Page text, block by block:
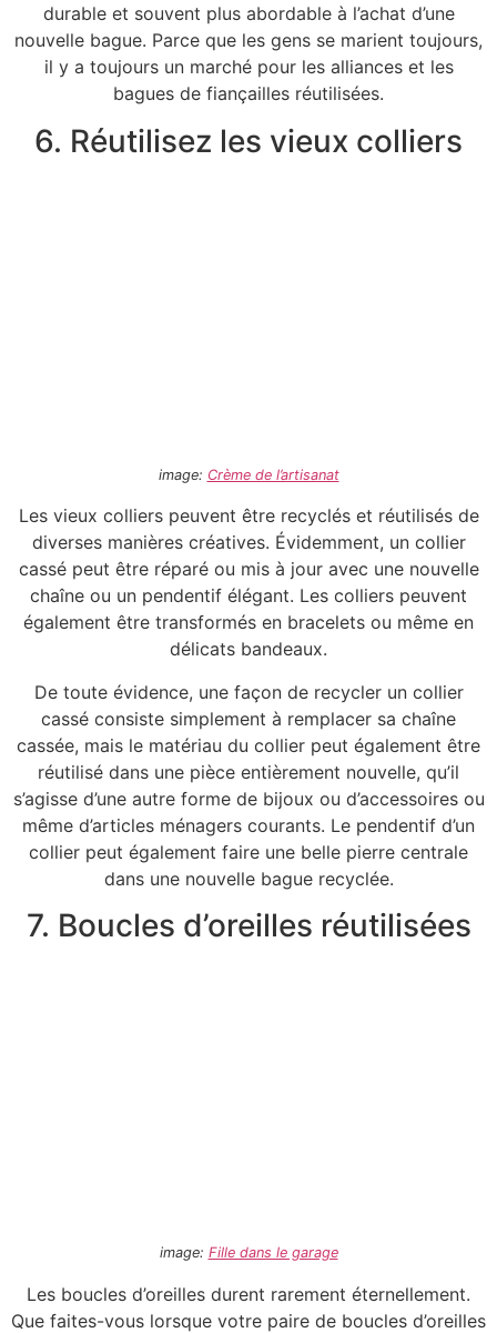
durable et souvent plus abordable à l’achat d’une
nouvelle bague. Parce que les gens se marient toujours,
il y a toujours un marché pour les alliances et les
bagues de fiançailles réutilisées.
6. Réutilisez les vieux colliers
image: Crème de l’artisanat
Les vieux colliers peuvent être recyclés et réutilisés de
diverses manières créatives. Évidemment, un collier
cassé peut être réparé ou mis à jour avec une nouvelle
chaîne ou un pendentif élégant. Les colliers peuvent
également être transformés en bracelets ou même en
délicats bandeaux.
De toute évidence, une façon de recycler un collier
cassé consiste simplement à remplacer sa chaîne
cassée, mais le matériau du collier peut également être
réutilisé dans une pièce entièrement nouvelle, qu’il
s’agisse d’une autre forme de bijoux ou d’accessoires ou
même d’articles ménagers courants. Le pendentif d’un
collier peut également faire une belle pierre centrale
dans une nouvelle bague recyclée.
7. Boucles d’oreilles réutilisées
image: Fille dans le garage
Les boucles d’oreilles durent rarement éternellement.
Que faites-vous lorsque votre paire de boucles d’oreilles